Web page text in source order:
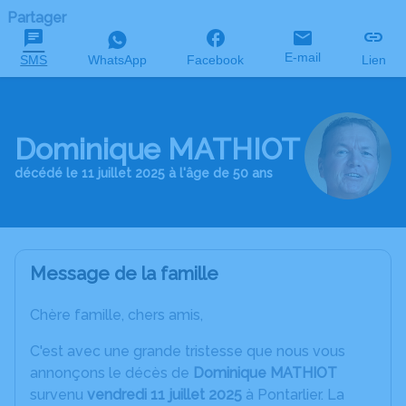
Partager
SMS WhatsApp Facebook E-mail Lien
Dominique MATHIOT
décédé le 11 juillet 2025 à l'âge de 50 ans
Message de la famille
Chère famille, chers amis,
C'est avec une grande tristesse que nous vous
annonçons le décès de Dominique MATHIOT
survenu vendredi 11 juillet 2025 à Pontarlier. La